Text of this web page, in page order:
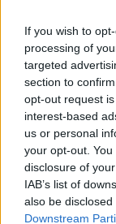
If you wish to
processing of
targeted
section to
opt-out request
interest-based
us or personal
your opt-out.
disclosure of
IAB’s list of
also be
Downstream
DEIXA UNA